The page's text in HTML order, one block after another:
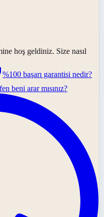
hoş geldiniz. Size nasıl
%100 başarı garantisi nedir?
beni arar mısınız?